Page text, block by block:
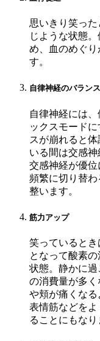
思いきり笑っ
じような状態
め、血のめぐ
す。
自律神経のバラン
自律神経には
ックスモード
スが崩れると
いる間は交感
交感神経が優
頻繁に切り替
整います。
筋力アップ
笑っていると
となって酸素
状態。静かに
の消費量が多
や頬が痛くな
表情筋などをよ
ることにもなり